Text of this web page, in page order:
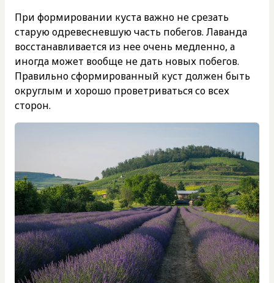
При формировании куста важно не срезать
старую одревесневшую часть побегов. Лаванда
восстанавливается из нее очень медленно, а
иногда может вообще не дать новых побегов.
Правильно сформированный куст должен быть
округлым и хорошо проветриваться со всех
сторон.